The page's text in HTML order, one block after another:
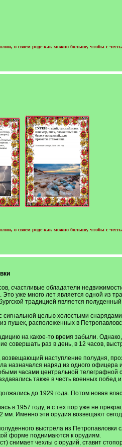
о своем роде как можно больше, чтобы с
о своем роде как можно больше, чтобы с
счастливые обладатели
уже много лет является одной из
традицией является
целью холостыми
пушек, расположенных в
на какое-то время забыли.
совершать раз в день, в 12 часов,
наступление полудня,
назначался наряд из одного
часами центральной
также в честь военных
до 1929 года. Потом новая
в 1957 году, и с тех пор уже не
Именно эти орудия возвещают
выстрела из Петропавловки
форме поднимаются к орудиям.
снимает чехлы с орудий, ставит